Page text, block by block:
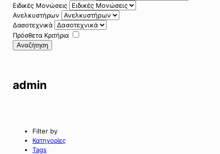
Ειδικές Μονώσεις
Ανελκυστήρων
Δασοτεχνικά
Πρόσθετα Κριτήρια
Αναζήτηση
admin
Filter by
Κατηγορίες
Tags